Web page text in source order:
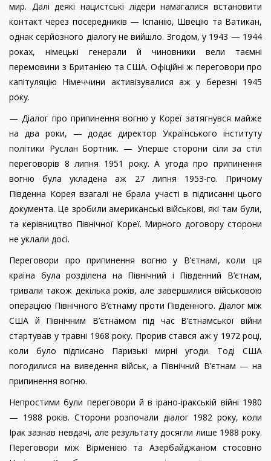
мир. Далі деякі нацистські лідери намагалися встановити
контакт через посередників — Іспанію, Швецію та Ватикан,
однак серйозного діалогу не вийшло. Згодом, у 1943 — 1944
роках, німецькі генерали й чиновники вели таємні
перемовини з Британією та США. Офіційні ж переговори про
капітуляцію Німеччини активізувалися аж у березні 1945
року.
— Діалог про припинення вогню у Кореї затягнувся майже
на два роки, — додає директор Українського інституту
політики Руслан Бортник. — Уперше сторони сіли за стіл
переговорів 8 липня 1951 року. А угода про припинення
вогню була укладена аж 27 липня 1953-го. Причому
Південна Корея взагалі не брала участі в підписанні цього
документа. Це зробили американські військові, які там були,
та керівництво Північної Кореї. Мирного договору сторони
не уклали досі.
Переговори про припинення вогню у В’єтнамі, коли ця
країна була розділена на Північний і Південний В’єтнам,
тривали також декілька років, але завершилися військовою
операцією Північного В’єтнаму проти Південного. Діалог між
США й Північним В’єтнамом під час В’єтнамської війни
стартував у травні 1968 року. Прорив стався аж у 1972 році,
коли було підписано Паризькі мирні угоди. Тоді США
погодилися на виведення військ, а Північний В’єтнам — на
припинення вогню.
Непростими були переговори й в ірано-іракській війні 1980
— 1988 років. Сторони розпочали діалог 1982 року, коли
Ірак зазнав невдачі, але результату досягли лише 1988 року.
Переговори між Вірменією та Азербайджаном стосовно